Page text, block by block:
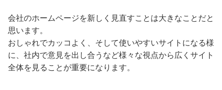
会社のホームページを新しく見直すことは大きなことだと
思います。
おしゃれでカッコよく、そして使いやすいサイトになる様
に、社内で意見を出し合うなど様々な視点から広くサイト
全体を見ることが重要になります。